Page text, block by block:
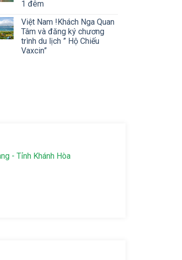
1 đêm
Việt Nam !Khách Nga Quan
Tâm và đăng ký chương
trình du lịch ” Hộ Chiếu
Vaxcin”
- Tỉnh Khánh Hòa